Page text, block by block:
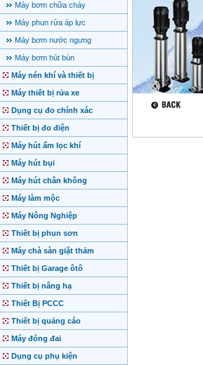
Máy bơm chữa cháy
Máy phun rửa áp lực
Máy bơm nước ngưng
Máy bơm hút bùn
Máy nén khí và thiết bị
Máy thiết bị rửa xe
Dụng cụ đo chính xác
Thiết bị đo điện
Máy hút ẩm lọc khí
Máy hút bụi
Máy hút chân không
Máy làm mộc
Máy Nông Nghiệp
Thiết bị phun sơn
Máy chà sàn giặt thảm
Thiết bị Garage ôtô
Thiết bị nâng hạ
Thiết Bị PCCC
Thiết bị quảng cáo
Máy đóng đai
Dụng cụ phụ kiện